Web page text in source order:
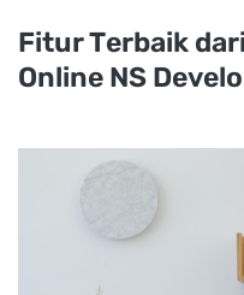
Fіtur Tеrbаіk
Onlіnе NS